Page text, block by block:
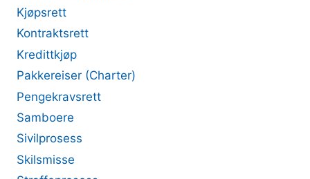
Kjøpsrett
Kontraktsrett
Kredittkjøp
Pakkereiser (Charter)
Pengekravsrett
Samboere
Sivilprosess
Skilsmisse